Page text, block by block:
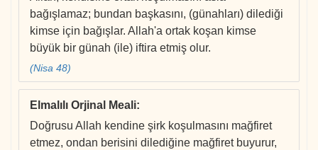
bağışlamaz; bundan başkasını, (günahları) dilediği
kimse için bağışlar. Allah'a ortak koşan kimse
büyük bir günah (ile) iftira etmiş olur.
(Nisa 48)
Elmalılı Orjinal Meali:
Doğrusu Allah kendine şirk koşulmasını mağfiret
etmez, ondan berisini dilediğine mağfiret buyurur,